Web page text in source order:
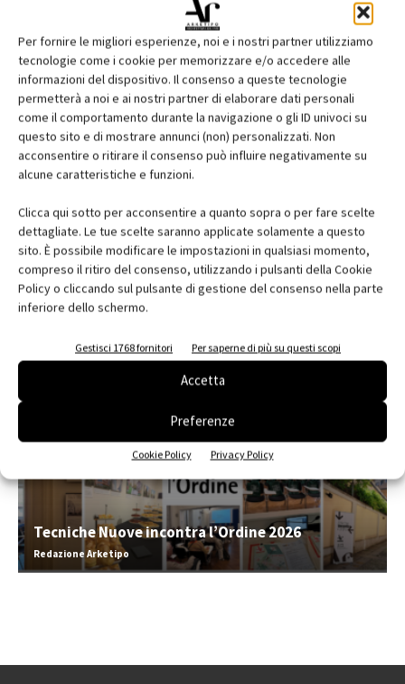
Per fornire le migliori esperienze, noi e i nostri partner utilizziamo
tecnologie come i cookie per memorizzare e/o accedere alle
informazioni del dispositivo. Il consenso a queste tecnologie
permetterà a noi e ai nostri partner di elaborare dati personali
come il comportamento durante la navigazione o gli ID univoci su
questo sito e di mostrare annunci (non) personalizzati. Non
acconsentire o ritirare il consenso può influire negativamente su
alcune caratteristiche e funzioni.
Clicca qui sotto per acconsentire a quanto sopra o per fare scelte
dettagliate. Le tue scelte saranno applicate solamente a questo
sito. È possibile modificare le impostazioni in qualsiasi momento,
compreso il ritiro del consenso, utilizzando i pulsanti della Cookie
Policy o cliccando sul pulsante di gestione del consenso nella parte
inferiore dello schermo.
Gestisci 1768 fornitori Per saperne di più su questi scopi
Accetta
Preferenze
Cookie Policy Privacy Policy
Edicola web
Abbonati e regala
Iscriviti alla newsletter
Tecniche Nuove incontra l’Ordine 2026
Redazione Arketipo